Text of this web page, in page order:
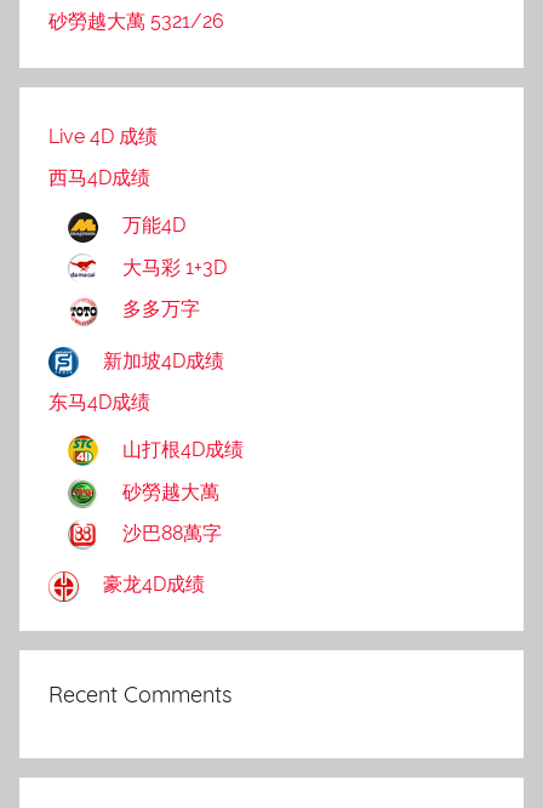
砂勞越大萬 5321/26
Live 4D 成绩
西马4D成绩
万能4D
大马彩 1+3D
多多万字
新加坡4D成绩
东马4D成绩
山打根4D成绩
砂勞越大萬
沙巴88萬字
豪龙4D成绩
Recent Comments